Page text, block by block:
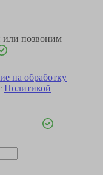
или позвоним
на обработку
Политикой